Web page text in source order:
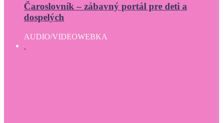
Čaroslovník – zábavný portál pre deti a
dospelých
AUDIO/VIDEOWEBKA